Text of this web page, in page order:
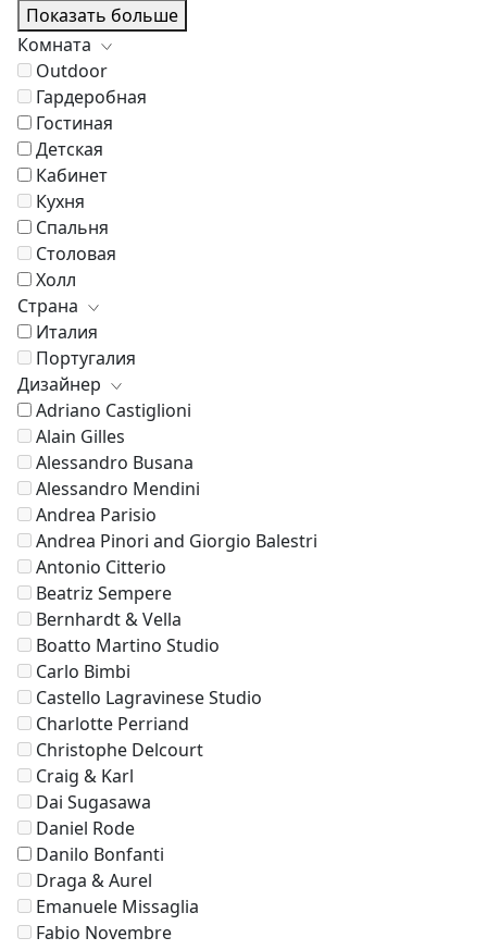
Показать больше
Комната
Outdoor
Гардеробная
Гостиная
Детская
Кабинет
Кухня
Спальня
Столовая
Холл
Страна
Италия
Португалия
Дизайнер
Adriano Castiglioni
Alain Gilles
Alessandro Busana
Alessandro Mendini
Andrea Parisio
Andrea Pinori and Giorgio Balestri
Antonio Citterio
Beatriz Sempere
Bernhardt & Vella
Boatto Martino Studio
Carlo Bimbi
Castello Lagravinese Studio
Charlotte Perriand
Christophe Delcourt
Craig & Karl
Dai Sugasawa
Daniel Rode
Danilo Bonfanti
Draga & Aurel
Emanuele Missaglia
Fabio Novembre